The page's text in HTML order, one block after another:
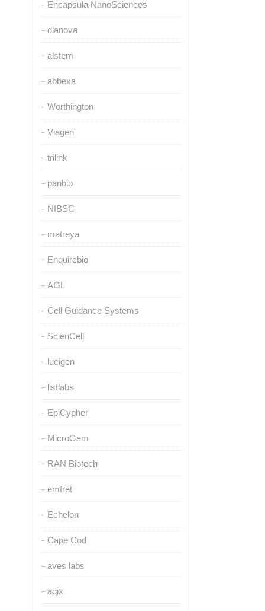
Encapsula NanoSciences
dianova
alstem
abbexa
Worthington
Viagen
trilink
panbio
NIBSC
matreya
Enquirebio
AGL
Cell Guidance Systems
ScienCell
lucigen
listlabs
EpiCypher
MicroGem
RAN Biotech
emfret
Echelon
Cape Cod
aves labs
aqix